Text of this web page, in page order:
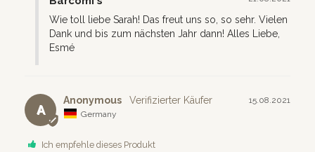
Wie toll liebe Sarah! Das freut uns so, so sehr. Vielen
Dank und bis zum nächsten Jahr dann! Alles Liebe,
Esmé
A
15.08.2021
Anonymous
Germany
Ich empfehle dieses Produkt